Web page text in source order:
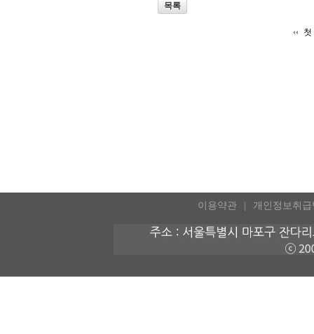
목록
첫
이용약관 개인정보취급